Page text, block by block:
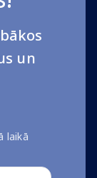
un
laikā